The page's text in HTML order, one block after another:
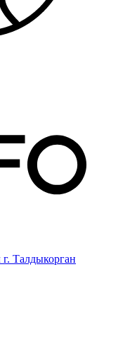
Талдыкорган